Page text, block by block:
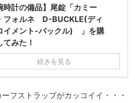
時計の備品】尾錠「カミー
フォルネ D-BUCKLE(ディ
イメント-バックル) 」を購
てみた！
続きを見る
フストラップがカッコイイ・・・